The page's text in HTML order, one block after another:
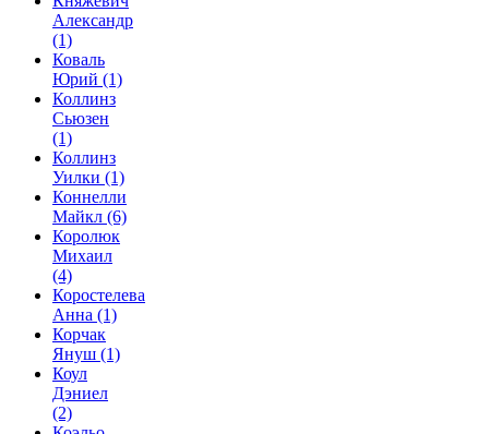
Александр
(1)
Коваль
Юрий (1)
Коллинз
Сьюзен
(1)
Коллинз
Уилки (1)
Коннелли
Майкл (6)
Королюк
Михаил
(4)
Коростелева
Анна (1)
Корчак
Януш (1)
Коул
Дэниел
(2)